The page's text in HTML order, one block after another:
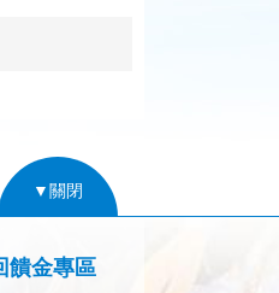
▼關閉
饋金專區